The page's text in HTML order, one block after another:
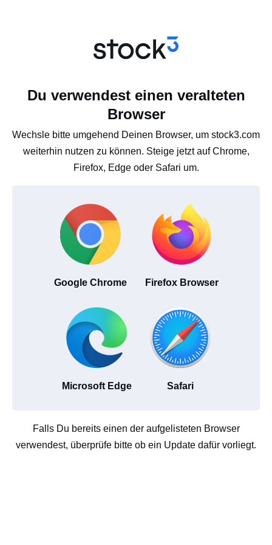
Du verwendest einen veralteten
Browser
Wechsle bitte umgehend Deinen Browser, um stock3.com
weiterhin nutzen zu können. Steige jetzt auf Chrome,
Firefox, Edge oder Safari um.
Google Chrome Firefox Browser
Microsoft Edge Safari
Falls Du bereits einen der aufgelisteten Browser
verwendest, überprüfe bitte ob ein Update dafür vorliegt.